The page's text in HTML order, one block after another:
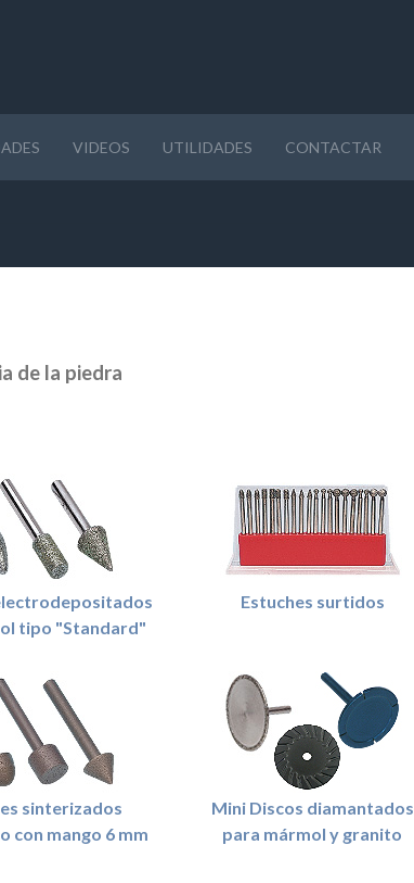
VIDEOS UTILIDADES CONTACTAR
de la piedra
tipo "Standard"
Estuches surtidos
sinterizados
con mango 6 mm
Mini Discos diamantados
para mármol y granito